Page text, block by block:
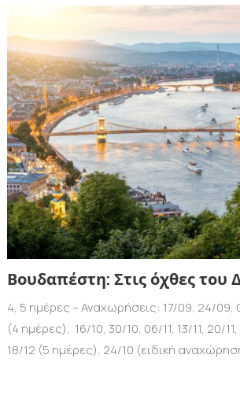
Βουδαπέστη: Στις όχθες του
4, 5 ημέρες – Αναχωρήσεις: 17/09, 24/09,
(4 ημέρες), 16/10, 30/10, 06/11, 13/11, 20/11,
18/12 (5 ημέρες), 24/10 (ειδική